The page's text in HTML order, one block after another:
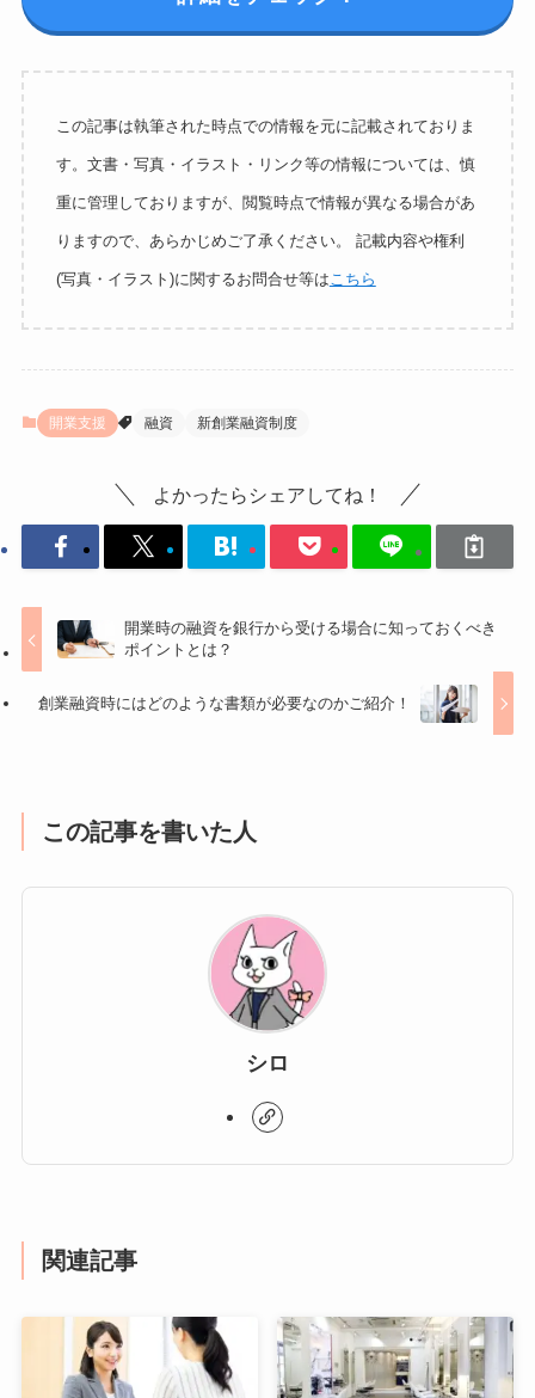
この記事は執筆された時点での情報を元に記載されておりま
す。文書・写真・イラスト・リンク等の情報については、慎
重に管理しておりますが、閲覧時点で情報が異なる場合があ
りますので、あらかじめご了承ください。 記載内容や権利
(写真・イラスト)に関するお問合せ等は こちら
開業支援 融資 新創業融資制度
よかったらシェアしてね！
開業時の融資を銀行から受ける場合に知っておくべき
ポイントとは？
創業融資時にはどのような書類が必要なのかご紹介！
この記事を書いた人
シロ
関連記事